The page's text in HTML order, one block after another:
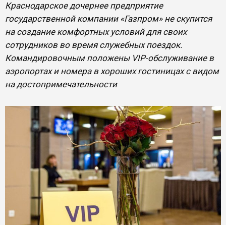
Краснодарское дочернее предприятие
государственной компании «Газпром» не скупится
на создание комфортных условий для своих
сотрудников во время служебных поездок.
Командировочным положены VIP-обслуживание в
аэропортах и номера в хороших гостиницах с видом
на достопримечательности